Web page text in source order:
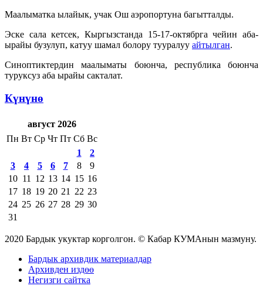
Маалыматка ылайык, учак Ош аэропортуна багытталды.
Эске сала кетсек, Кыргызстанда 15-17-октябрга чейин аба-
ырайы бузулуп, катуу шамал болору тууралуу айтылган.
Синоптиктердин маалыматы боюнча, республика боюнча
туруксуз аба ырайы сакталат.
Күнүнө
август 2026
Пн Вт Ср Чт Пт Сб Вс
1
2
3
4 5 6 7 8
9
10 11 12 13 14 15 16
17 18 19 20 21 22 23
24 25 26 27 28 29 30
31
2020 Бардык укуктар корголгон. © Кабар КУМАнын мазмуну.
Бардык архивдик материалдар
Архивден издөө
Негизги сайтка